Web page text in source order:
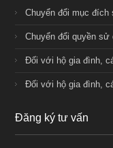
Chuyển đổi mục
Chuyển đổi quyền sử
Đối với hộ gia đình,
Đối với hộ gia đình,
Đăng ký tư vấn